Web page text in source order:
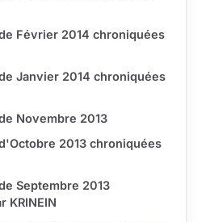
Février 2014 chroniquées
Janvier 2014 chroniquées
Novembre 2013
2013 chroniquées
Septembre 2013
KRINEIN